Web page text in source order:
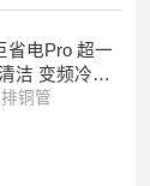
电Pro 超一